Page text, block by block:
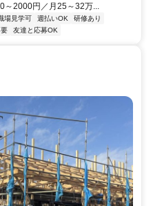
～2000円／月25～32万...
場見学可 週払いOK
研修あり
友達と応募OK